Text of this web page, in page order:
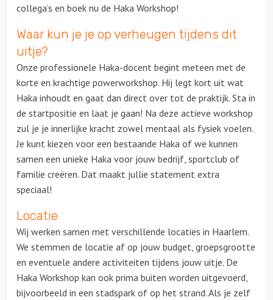
collega’s en boek nu de Haka Workshop!
Waar kun je je op verheugen tijdens dit
uitje?
Onze professionele Haka-docent begint meteen met de
korte en krachtige powerworkshop. Hij legt kort uit wat
Haka inhoudt en gaat dan direct over tot de praktijk. Sta in
de startpositie en laat je gaan! Na deze actieve workshop
zul je je innerlijke kracht zowel mentaal als fysiek voelen.
Je kunt kiezen voor een bestaande Haka of we kunnen
samen een unieke Haka voor jouw bedrijf, sportclub of
familie creëren. Dat maakt jullie statement extra
speciaal!
Locatie
Wij werken samen met verschillende locaties in Haarlem.
We stemmen de locatie af op jouw budget, groepsgrootte
en eventuele andere activiteiten tijdens jouw uitje. De
Haka Workshop kan ook prima buiten worden uitgevoerd,
bijvoorbeeld in een stadspark of op het strand. Als je zelf